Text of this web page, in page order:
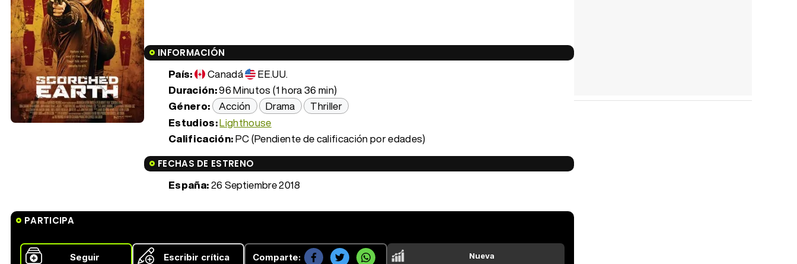
INFORMACIÓN
País: Canadá
EE.UU.
Duración:96 Minutos (1 hora 36 min)
Género: Acción Drama
Thriller
Estudios:Lighthouse
Calificación:PC (Pendiente de calificación por edades)
FECHAS DE ESTRENO
España:26 Septiembre 2018
PARTICIPA
Seguir Escribir crítica Comparte: Nueva